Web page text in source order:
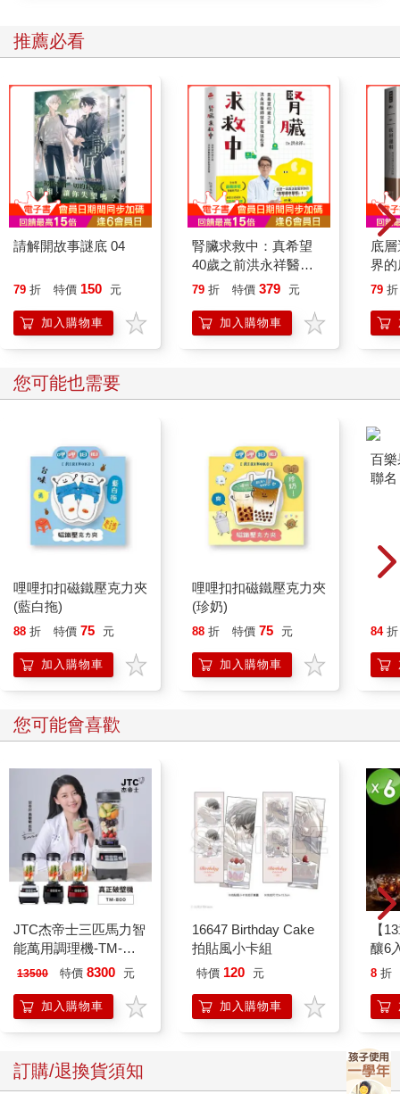
果你對於自己面對恐懼的能力沒有信心，成功化解恐懼的機率就
會降低。
那麼所謂的「信心」究竟是什麼？我們都以為自己知道信心的樣
貌，但唯有透過深入探討近幾十年來的傑出科學研究，我們才能
真正理解這個概念。信心會以什麼形式顯現在我們的心理、大
腦、甚至是身體狀態？信心是從何而來，又是如何傳播？ 信心是
普世皆然的狀態，還是會因為文化、性別或階級而有不同的顯現
形式？會有信心過剩的情況嗎，這種情況會造成什麼後果？相對
的，如果缺乏信心，有辦法學習變得更有信心嗎？還有最重要的
問題：不論是在個人、家庭、社群、企業和整個國家的層面，我
們要如何在重新理解信心之後，運用這項知識造福全世界？
二〇一八年十一月十九日下午四點三十五分，識別碼為N155AN
的私人灣流（Gulfstream）噴射機在東京羽田機場降落，這款速
響，遠方略顯蒼白的冬日太陽漸漸滑落東京偌大的地平線之下。
登機梯展開的同時，機上唯一的乘客將視線從平板電腦移開，心
停靠在飛機旁，一陣驚慌感竄過他的全身。他看著一大批穿著深
色西裝的東京地方檢察廳人馬，衝上階梯將他逮捕。
卡洛斯．戈恩（Carlos Ghosn）是首位非日裔的日本車廠會長，
也是促成雷諾（Renault）、日產（Nissan）和三菱
（Mitsubishi）史無前例跨國結盟的推手，為這三家陷入困境的企
業帶來了始料未及的轉機。戈恩在一九九九年接任日產的營運長
時，公司的負債為二百二十九億美元，而八年後，在他擔任日產
戈恩徹底改造企業和文化規則的方法，就是先出手相救，再把三
間位於地球兩端的大型企業合而為一。後來，他更成為倡導個人
運輸革新的領頭羊，推出全球銷量數一數二的電動車：Nissan
Leaf。
二〇〇四年，科技巨頭Intel的傳奇執行長安迪．葛洛夫（Andy
Grove）對戈恩說，傳統車廠未必有生產電動車的能力。接著到
（Revenge of the Electric Car）中，《華爾街日報》（Wall Street
話：「你全力發展電動車和Leaf，等於是拿自己的職業生涯和日
產的未來打賭。」
儘管如此，戈恩仍懷抱著願景繼續向前，他選擇聆聽另一種聲
音，也就是自己的聲音，或者更明確地說，他聆聽的是信心的聲
音。他義無反顧的原因如下：
我們以企業的角度進行分析之後判斷，無論如何，零排放汽車都
會是未來的趨勢之一。究竟是什麼時候以及到什麼程度都還有討
論的空間，但是絕對沒有人可以有把握地說，汽車產業的遠大願
景之中沒有零排放運輸的容身之處。因此，從以上種種推導出來
的結論，顯然就是如果我們有相關的技術，也能生產出效能良好
的平價車款，那麼，我們就必須推出產品。在未來十年內，電動
接著，戈恩審視自己的思維和動機：
析之後，瞭解到自己有必要往這個方向前進，就必須要有人開口
說：「好吧，我們得硬著頭皮做，我們要往前進。」在每一種科
推薦必看
請解開故事謎底 04
79 折 特價 150 元
加入購物車
腎臟求救中：真希望
40歲之前洪永祥醫師
就告訴我這些事
79 折 特價 379 元
加入購物車
底
界
79 折
您可能也需要
哩哩扣扣磁鐵壓克力夾
(藍白拖)
88 折 特價 75 元
加入購物車
哩哩扣扣磁鐵壓克力夾
(珍奶)
88 折 特價 75 元
加入購物車
百
聯
84 折
您可能會喜歡
JTC杰帝士三匹馬力智
能萬用調理機-TM-
800-黑-公司貨(真正破
13500 特價 8300 元
加入購物車
16647 Birthday Cake
拍貼風小卡組
特價 120 元
加入購物車
【
釀6
8 折
訂購/退換貨須知